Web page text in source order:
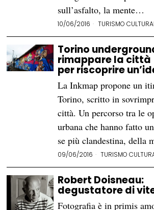
sull’asfalto, la mente…
10/06/2016 TURISMO
Torino
rimappare la città
per riscoprire
La Inkmap propone un
Torino, scritto in
città. Un percorso tra le
urbana che hanno fatto
se più clandestina, della
09/06/2016 TURISMO
Robert Doisneau:
degustatore di
Fotografia è in primis